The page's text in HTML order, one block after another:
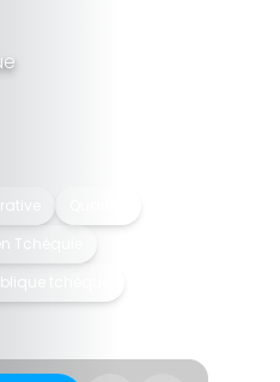
Tchéquie
tchèque